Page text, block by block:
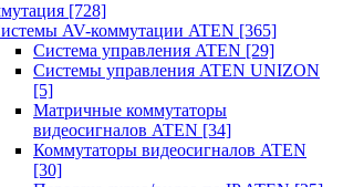
[728]
AV-коммутации ATEN [365]
Система управления ATEN [29]
Системы управления ATEN UNIZON
[5]
Матричные коммутаторы
видеосигналов ATEN [34]
Коммутаторы видеосигналов ATEN
[30]